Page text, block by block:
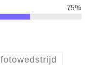
75%
fotowedstrijd